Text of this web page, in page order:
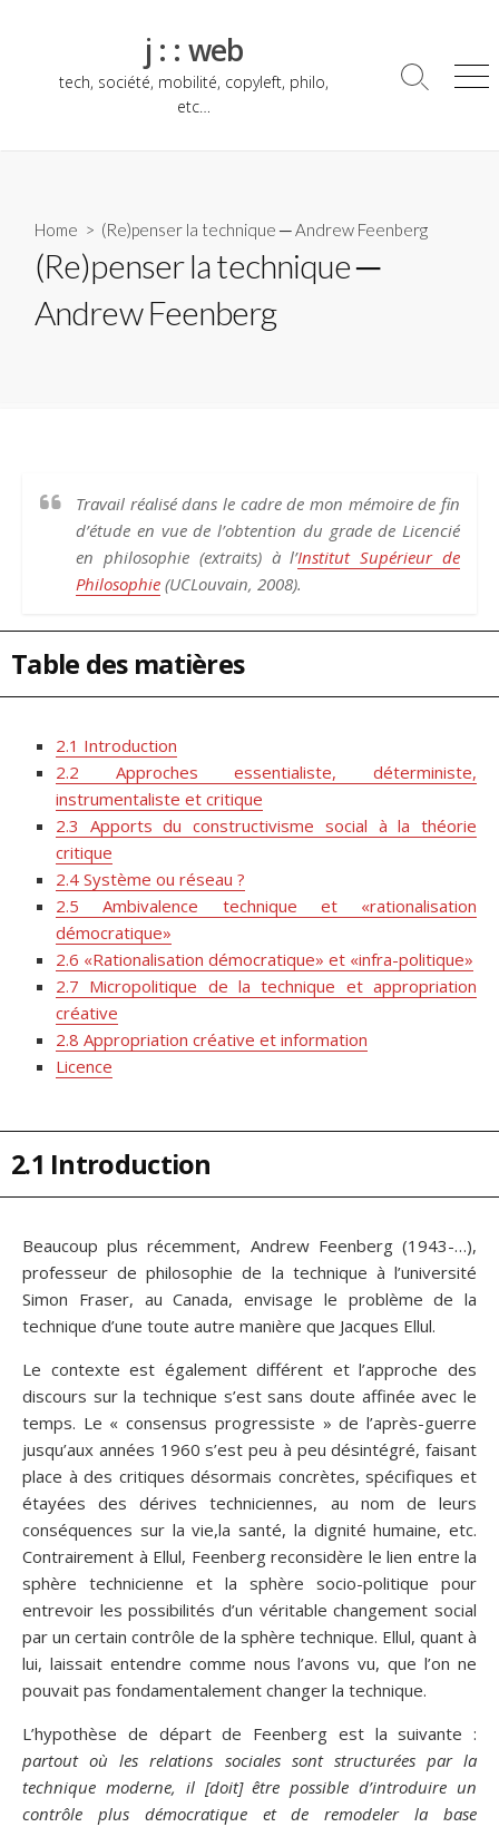
j : : web
tech, société, mobilité, copyleft, philo,
etc…
Search
Home > (Re)penser la technique ─ Andrew Feenberg
(Re)penser la technique ─
Andrew Feenberg
Travail réalisé dans le cadre de mon mémoire de fin
d’étude en vue de l’obtention du grade de Licencié
en philosophie (extraits) à l’Institut Supérieur de
Philosophie (UCLouvain, 2008).
Table des matières
2.1 Introduction
2.2 Approches essentialiste, déterministe,
instrumentaliste et critique
2.3 Apports du constructivisme social à la théorie
critique
2.4 Système ou réseau ?
2.5 Ambivalence technique et «rationalisation
démocratique»
2.6 «Rationalisation démocratique» et «infra-politique»
2.7 Micropolitique de la technique et appropriation
créative
2.8 Appropriation créative et information
Licence
2.1 Introduction
Beaucoup plus récemment, Andrew Feenberg (1943-…),
professeur de philosophie de la technique à l’université
Simon Fraser, au Canada, envisage le problème de la
technique d’une toute autre manière que Jacques Ellul.
Le contexte est également différent et l’approche des
discours sur la technique s’est sans doute affinée avec le
temps. Le « consensus progressiste » de l’après-guerre
jusqu’aux années 1960 s’est peu à peu désintégré, faisant
place à des critiques désormais concrètes, spécifiques et
étayées des dérives techniciennes, au nom de leurs
conséquences sur la vie,la santé, la dignité humaine, etc.
Contrairement à Ellul, Feenberg reconsidère le lien entre la
sphère technicienne et la sphère socio-politique pour
entrevoir les possibilités d’un véritable changement social
par un certain contrôle de la sphère technique. Ellul, quant à
lui, laissait entendre comme nous l’avons vu, que l’on ne
pouvait pas fondamentalement changer la technique.
L’hypothèse de départ de Feenberg est la suivante :
partout où les relations sociales sont structurées par la
technique moderne, il [doit] être possible d’introduire un
contrôle plus démocratique et de remodeler la base